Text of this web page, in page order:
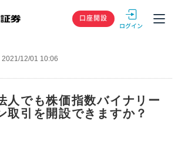
GMOクリック
口座開設
2021/12/01 10:06
人でも株価指数バイナリー
取引を開設できますか？